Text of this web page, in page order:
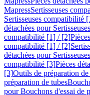
MapressSertisseuses
Sertisseuses compatibilité
détachées pour
compatibilité [1] / [2]
compatibilité [1] / [2]
détachées pour
compatibilité [3]Pièces
[3]Outils de préparation de
préparation de tubes
pour Bouchons d'essai de